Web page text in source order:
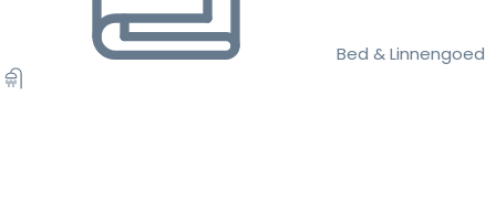
Bed & Linnengoed